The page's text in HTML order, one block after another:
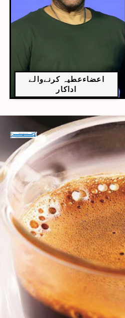
اعضاءعطیہ کرنےوالے
اداکار